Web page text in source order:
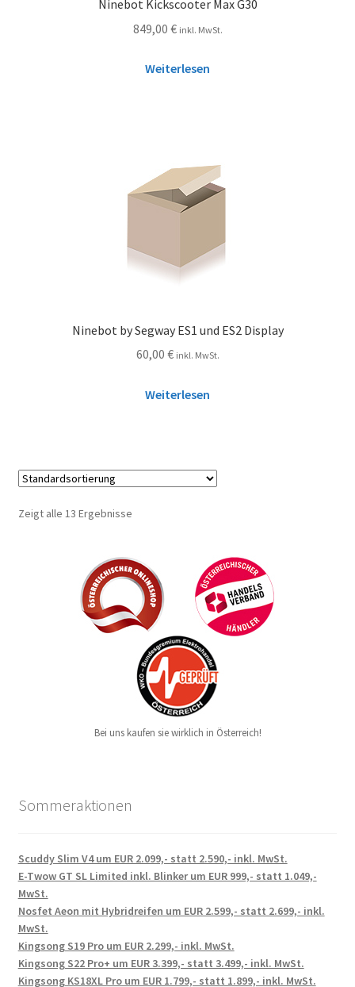
Ninebot Kickscooter Max G30
849,00 € inkl. MwSt.
Weiterlesen
Ninebot by Segway ES1 und ES2 Display
60,00 € inkl. MwSt.
Weiterlesen
Zeigt alle 13 Ergebnisse
Bei uns kaufen sie wirklich in Österreich!
Sommeraktionen
Scuddy Slim V4 um EUR 2.099,- statt 2.590,- inkl. MwSt.
E-Twow GT SL Limited inkl. Blinker um EUR 999,- statt 1.049,-
MwSt.
Nosfet Aeon mit Hybridreifen um EUR 2.599,- statt 2.699,- inkl.
MwSt.
Kingsong S19 Pro um EUR 2.299,- inkl. MwSt.
Kingsong S22 Pro+ um EUR 3.399,- statt 3.499,- inkl. MwSt.
Kingsong KS18XL Pro um EUR 1.799,- statt 1.899,- inkl. MwSt.